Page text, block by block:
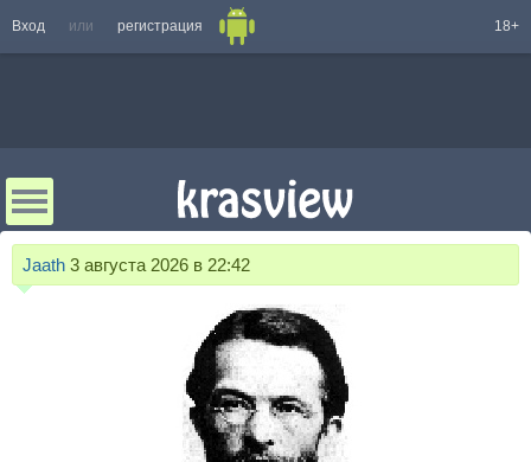
Вход или регистрация 18+
Jaath 3 августа 2026 в 22:42